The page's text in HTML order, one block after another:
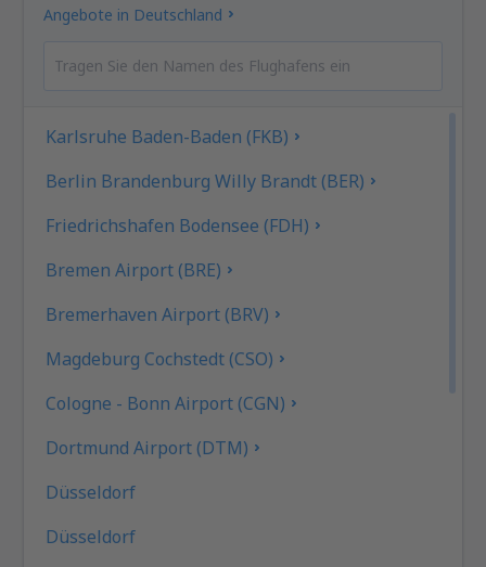
Angebote in Deutschland
Karlsruhe Baden-Baden (FKB)
Berlin Brandenburg Willy Brandt (BER)
Friedrichshafen Bodensee (FDH)
Bremen Airport (BRE)
Bremerhaven Airport (BRV)
Magdeburg Cochstedt (CSO)
Cologne - Bonn Airport (CGN)
Dortmund Airport (DTM)
Düsseldorf
Düsseldorf